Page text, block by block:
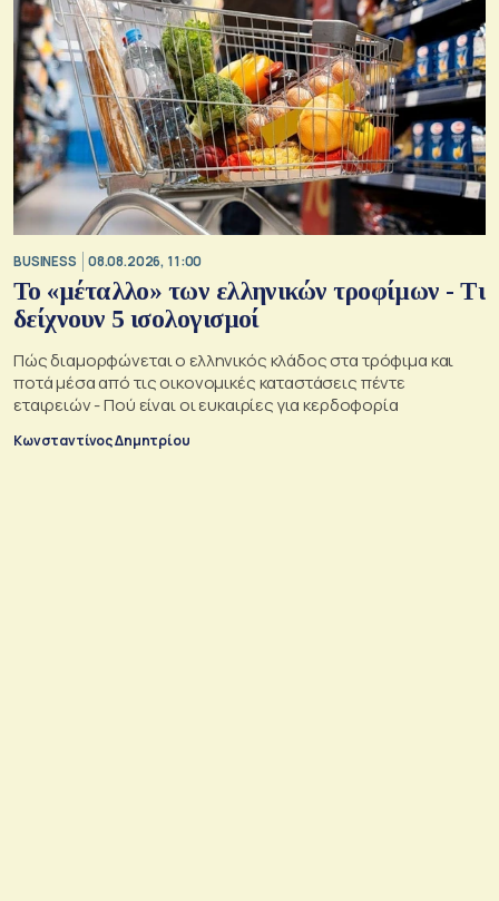
BUSINESS 08.08.2026, 11:00
Το «μέταλλο» των ελληνικών τροφίμων - Τι
δείχνουν 5 ισολογισμοί
Πώς διαμορφώνεται ο ελληνικός κλάδος στα τρόφιμα και
ποτά μέσα από τις οικονομικές καταστάσεις πέντε
εταιρειών - Πού είναι οι ευκαιρίες για κερδοφορία
Κωνσταντίνος Δημητρίου